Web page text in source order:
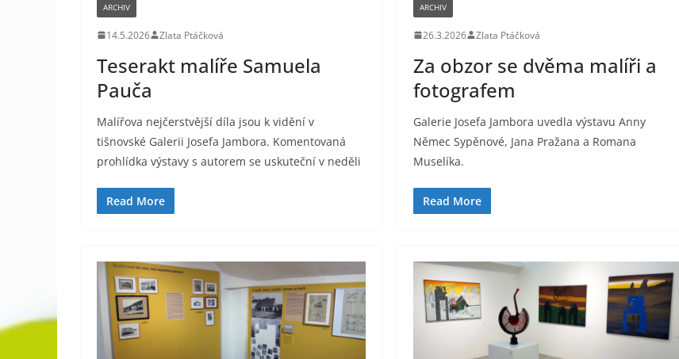
ARCHIV
14.5.2026 Zlata Ptáčková
Teserakt malíře Samuela
Pauča
Malířova nejčerstvější díla jsou k vidění v
tišnovské Galerii Josefa Jambora. Komentovaná
prohlídka výstavy s autorem se uskuteční v neděli
Read More
ARCHIV
26.3.2026 Zlata Ptáčková
Za obzor se dvěma malíři a
fotografem
Galerie Josefa Jambora uvedla výstavu Anny
Němec Sypěnové, Jana Pražana a Romana
Muselíka.
Read More